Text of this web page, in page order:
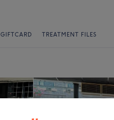
GIFTCARD TREATMENT FILES